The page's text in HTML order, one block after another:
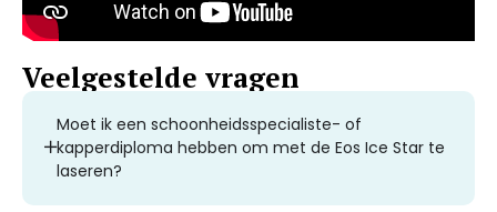
Veelgestelde vragen
Moet ik een schoonheidsspecialiste- of
kapperdiploma hebben om met de Eos Ice Star te
laseren?